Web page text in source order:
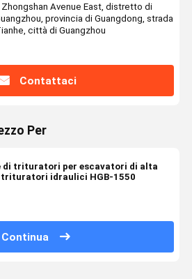
Zhongshan Avenue East, distretto di
provincia di Guangdong, strada
città di Guangzhou
Contattaci
Per
di trituratori per escavatori di alta
idraulici HGB-1550
Continua